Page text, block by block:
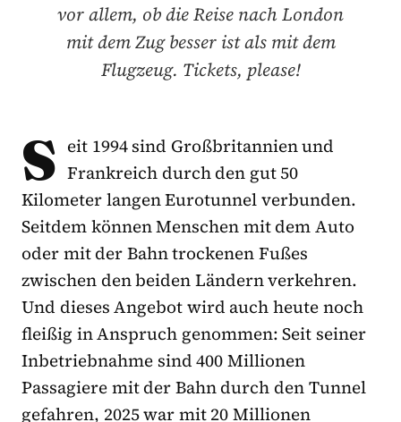
vor allem, ob die Reise nach London
mit dem Zug besser ist als mit dem
Flugzeug. Tickets, please!
S eit 1994 sind Großbritannien und
Frankreich durch den gut 50
Kilometer langen Eurotunnel verbunden.
Seitdem können Menschen mit dem Auto
oder mit der Bahn trockenen Fußes
zwischen den beiden Ländern verkehren.
Und dieses Angebot wird auch heute noch
fleißig in Anspruch genommen: Seit seiner
Inbetriebnahme sind 400 Millionen
Passagiere mit der Bahn durch den Tunnel
gefahren, 2025 war mit 20 Millionen